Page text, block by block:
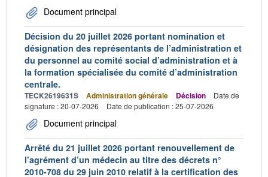
Document principal
Décision du 20 juillet 2026 portant nomination et
désignation des représentants de l’administration et
du personnel au comité social d’administration et à
la formation spécialisée du comité d’administration
centrale.
TECK2619631S Administration générale Décision
Date de
signature : 20-07-2026
Date de publication : 25-07-2026
Document principal
Arrêté du 21 juillet 2026 portant renouvellement de
l’agrément d’un médecin au titre des décrets n°
2010-708 du 29 juin 2010 relatif à la certification des